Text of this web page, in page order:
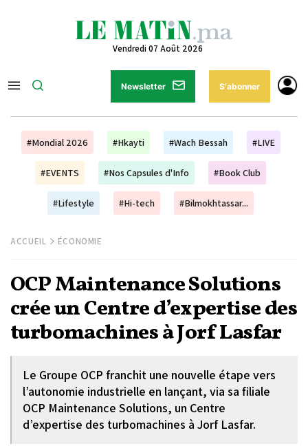
Vendredi 07 Août 2026
Newsletter S'abonner
#Mondial 2026 #Hkayti #Wach Bessah #LIVE
#EVENTS #Nos Capsules d'Info #Book Club
#Lifestyle #Hi-tech #Bilmokhtassar...
ACCUEIL ÉCONOMIE
OCP Maintenance Solutions
crée un Centre d’expertise des
turbomachines à Jorf Lasfar
Le Groupe OCP franchit une nouvelle étape vers
l’autonomie industrielle en lançant, via sa filiale
OCP Maintenance Solutions, un Centre
d’expertise des turbomachines à Jorf Lasfar.